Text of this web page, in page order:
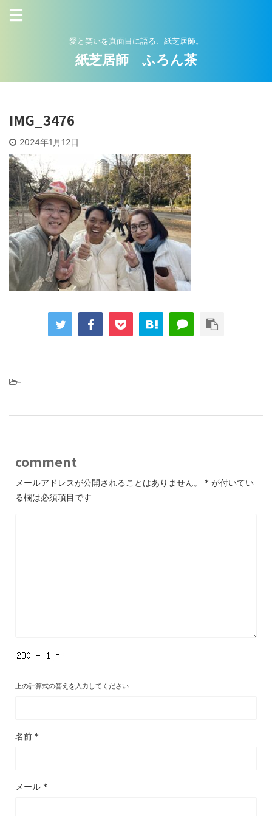
愛と笑いを真面目に語る、紙芝居師。
紙芝居師 ふろん茶
IMG_3476
2024年1月12日
-
comment
メールアドレスが公開されることはありません。 * が付いてい
る欄は必須項目です
上の計算式の答えを入力してください
名前 *
メール *